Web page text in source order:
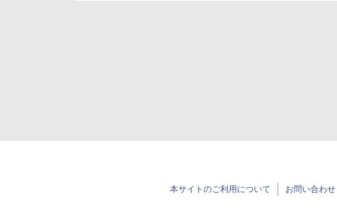
本サイトのご利用について お問い合わせ